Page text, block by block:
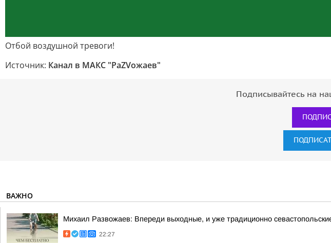
Отбой воздушной тревоги!
Источник: Канал в МАКС "РаZVожаев"
Подписывайтесь на
ВАЖНО
Михаил Развожаев: Впереди выходные, и уже традиционно
22:27